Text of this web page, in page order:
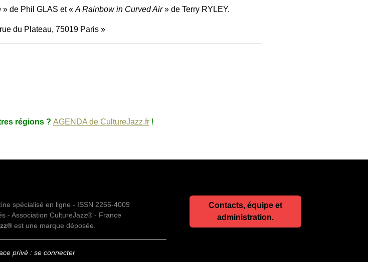
» de Phil GLAS et « A Rainbow in Curved Air» de Terry RYLEY.
du Plateau, 75019 Paris
régions ? AGENDA de CultureJazz.fr !
spécialisé en ligne - ISSN 2266-4009
- Association CultureJazz® - France
est une marque déposée.
privé : se connecter
Contacts, équipe et
administration.